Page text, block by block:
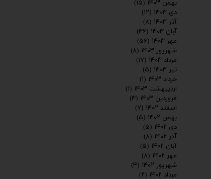
بهمن ۱۴۰۳
(۱۵)
دی ۱۴۰۳
(۱۲)
آذر ۱۴۰۳
(۸)
آبان ۱۴۰۳
(۳۶)
مهر ۱۴۰۳
(۵۶)
شهریور ۱۴۰۳
(۸)
مرداد ۱۴۰۳
(۱۷)
تیر ۱۴۰۳
(۵)
خرداد ۱۴۰۳
(۱)
اردیبهشت ۱۴۰۳
(۱)
فروردین ۱۴۰۳
(۳)
اسفند ۱۴۰۲
(۷)
بهمن ۱۴۰۲
(۵)
دی ۱۴۰۲
(۵)
آذر ۱۴۰۲
(۸)
آبان ۱۴۰۲
(۵)
مهر ۱۴۰۲
(۸)
شهریور ۱۴۰۲
(۴)
مرداد ۱۴۰۲
(۲)